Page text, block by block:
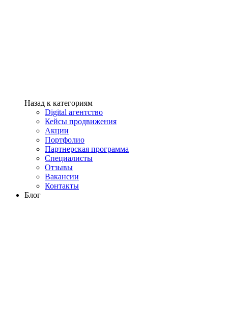
Назад к категориям
Digital агентство
Кейсы продвижения
Акции
Портфолио
Партнерская программа
Специалисты
Отзывы
Вакансии
Контакты
Блог